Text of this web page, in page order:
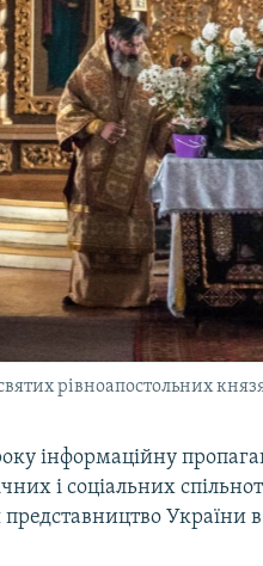
рівноапостольних
інформаційну
і соціальних
представництво України